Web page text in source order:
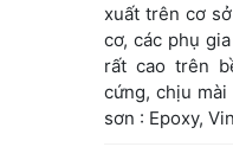
xuất trên cơ
cơ, các phụ
rất cao trên
cứng, chịu
sơn : Epoxy,